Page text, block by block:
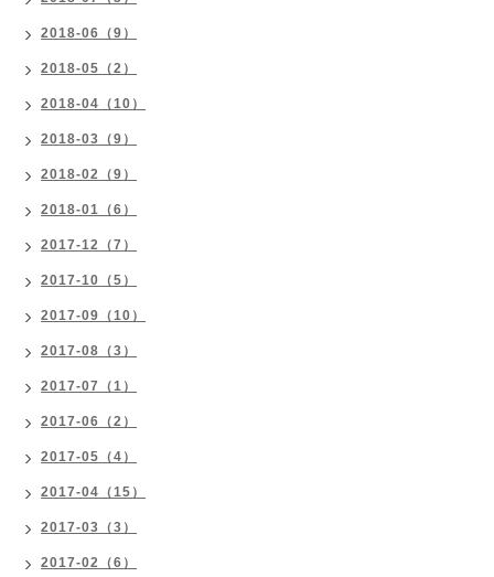
2018-06（9）
2018-05（2）
2018-04（10）
2018-03（9）
2018-02（9）
2018-01（6）
2017-12（7）
2017-10（5）
2017-09（10）
2017-08（3）
2017-07（1）
2017-06（2）
2017-05（4）
2017-04（15）
2017-03（3）
2017-02（6）